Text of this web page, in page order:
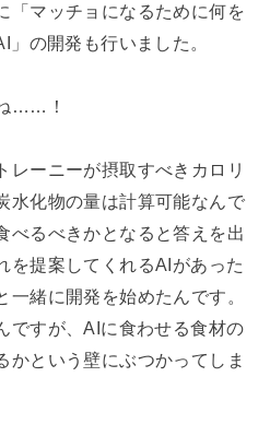
「マッチョになるために何を
の開発も行いました。
……！
レーニーが摂取すべきカロリ
水化物の量は計算可能なんで
べるべきかとなると答えを出
を提案してくれるAIがあった
一緒に開発を始めたんです。
ですが、AIに食わせる食材の
かという壁にぶつかってしま